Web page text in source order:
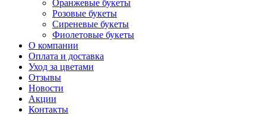
Оранжевые букеты
Розовые букеты
Сиреневые букеты
Фиолетовые букеты
О компании
Оплата и доставка
Уход за цветами
Отзывы
Новости
Акции
Контакты